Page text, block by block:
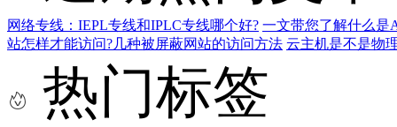
网络专线：IEPL专线和IPLC专线哪个好? 一文带您了解什么是
站怎样才能访问?几种被屏蔽网站的访问方法 云主机是不是物
热门标签